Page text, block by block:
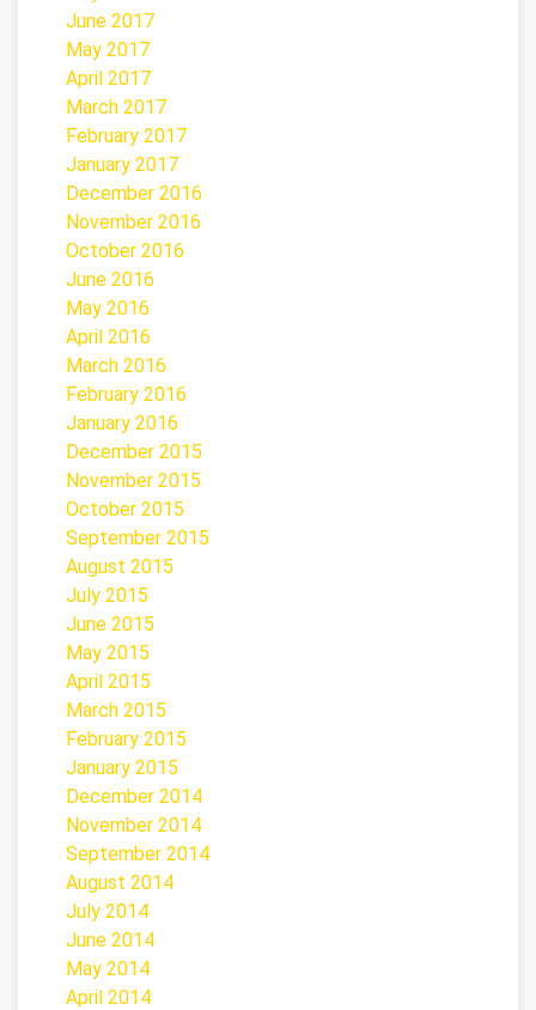
June 2017
May 2017
April 2017
March 2017
February 2017
January 2017
December 2016
November 2016
October 2016
June 2016
May 2016
April 2016
March 2016
February 2016
January 2016
December 2015
November 2015
October 2015
September 2015
August 2015
July 2015
June 2015
May 2015
April 2015
March 2015
February 2015
January 2015
December 2014
November 2014
September 2014
August 2014
July 2014
June 2014
May 2014
April 2014